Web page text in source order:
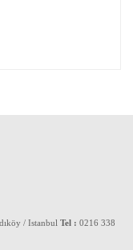
/ Istanbul Tel : 0216 338